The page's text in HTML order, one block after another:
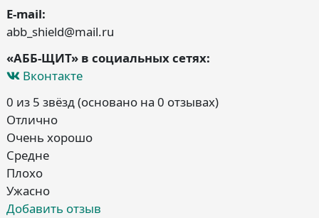
E-mail:
abb_shield@mail.ru
«АББ-ЩИТ» в социальных сетях:
Вконтакте
0 из 5 звёзд (основано на 0 отзывах)
Отлично
Очень хорошо
Средне
Плохо
Ужасно
Добавить отзыв